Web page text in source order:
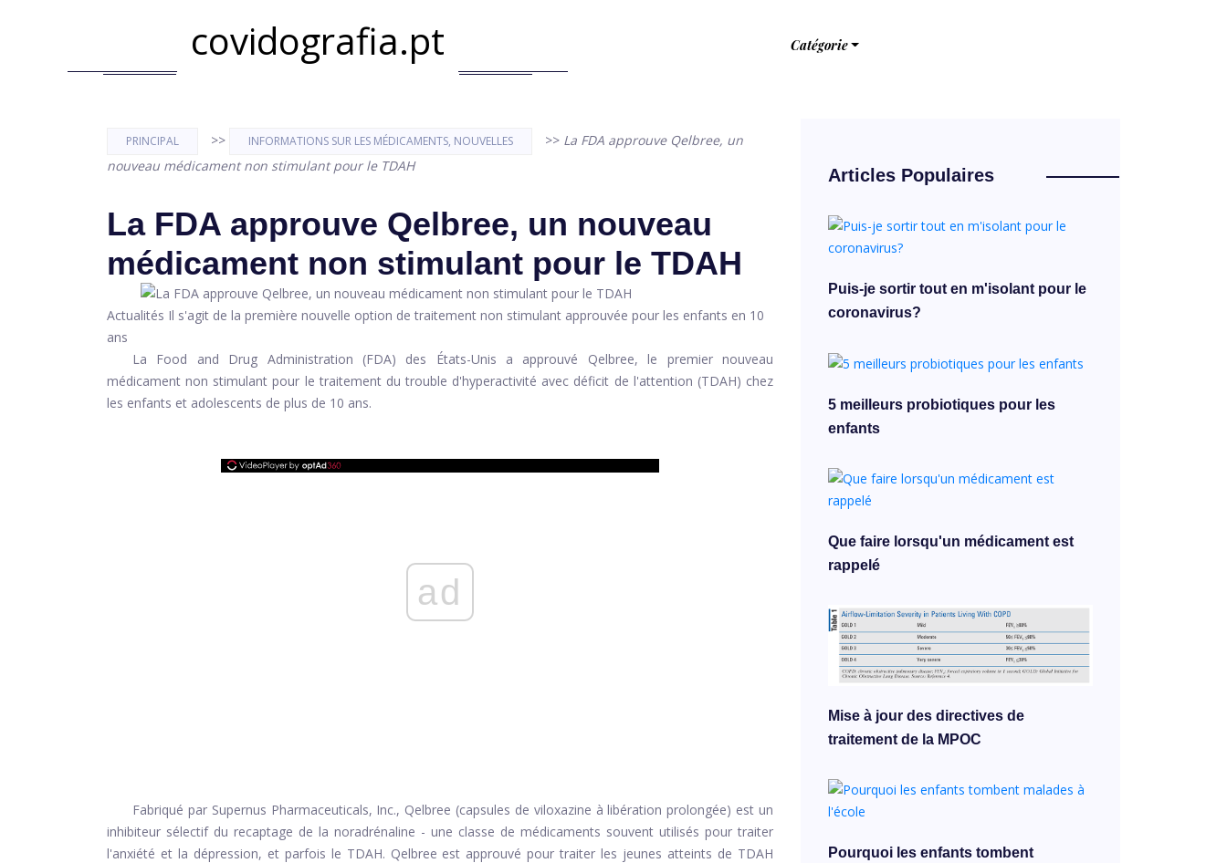
covidografia.pt Catégorie
PRINCIPAL >> INFORMATIONS SUR LES MÉDICAMENTS, NOUVELLES >> La FDA approuve Qelbree, un
nouveau médicament non stimulant pour le TDAH
La FDA approuve Qelbree, un nouveau
médicament non stimulant pour le TDAH
Actualités Il s'agit de la première nouvelle option de traitement non stimulant approuvée pour les enfants en 10
ans
La Food and Drug Administration (FDA) des États-Unis a approuvé Qelbree, le premier nouveau
médicament non stimulant pour le traitement du trouble d'hyperactivité avec déficit de l'attention (TDAH) chez
les enfants et adolescents de plus de 10 ans.
ad
Fabriqué par Supernus Pharmaceuticals, Inc., Qelbree (capsules de viloxazine à libération prolongée) est un
inhibiteur sélectif du recaptage de la noradrénaline - une classe de médicaments souvent utilisés pour traiter
l'anxiété et la dépression, et parfois le TDAH. Qelbree est approuvé pour traiter les jeunes atteints de TDAH
Articles Populaires
Puis-je sortir tout en m'isolant pour le
coronavirus?
5 meilleurs probiotiques pour les
enfants
Que faire lorsqu'un médicament est
rappelé
Mise à jour des directives de
traitement de la MPOC
Pourquoi les enfants tombent